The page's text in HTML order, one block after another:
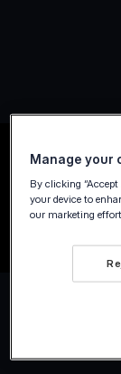
Manage your
By clicking
your device to
our marketing